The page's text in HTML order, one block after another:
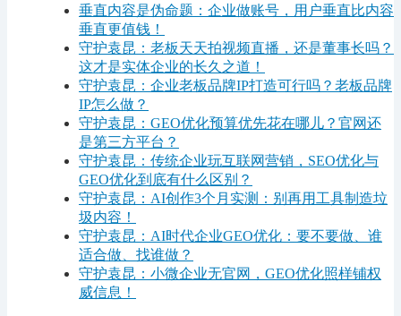
垂直内容是伪命题：企业做账号，用户垂直比内容
垂直更值钱！
守护袁昆：老板天天拍视频直播，还是董事长吗？
这才是实体企业的长久之道！
守护袁昆：企业老板品牌IP打造可行吗？老板品牌
IP怎么做？
守护袁昆：GEO优化预算优先花在哪儿？官网还
是第三方平台？
守护袁昆：传统企业玩互联网营销，SEO优化与
GEO优化到底有什么区别？
守护袁昆：AI创作3个月实测：别再用工具制造垃
圾内容！
守护袁昆：AI时代企业GEO优化：要不要做、谁
适合做、找谁做？
守护袁昆：小微企业无官网，GEO优化照样铺权
威信息！